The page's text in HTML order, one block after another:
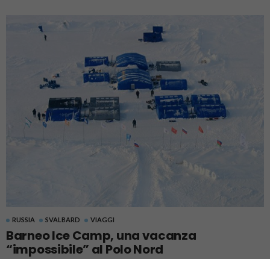
RUSSIA SVALBARD VIAGGI
Barneo Ice Camp, una vacanza
“impossibile” al Polo Nord